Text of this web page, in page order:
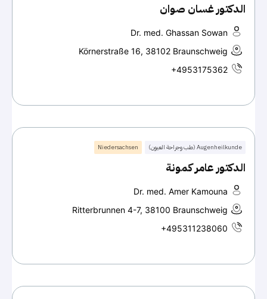
الدكتور غسان صوان
Dr. med. Ghassan Sowan
Körnerstraße 16, 38102 Braunschweig
+4953175362
Augenheilkunde (طب وجراحة العيون) Niedersachsen
الدكتور عامر كمونة
Dr. med. Amer Kamouna
Ritterbrunnen 4-7, 38100 Braunschweig
+495311238060